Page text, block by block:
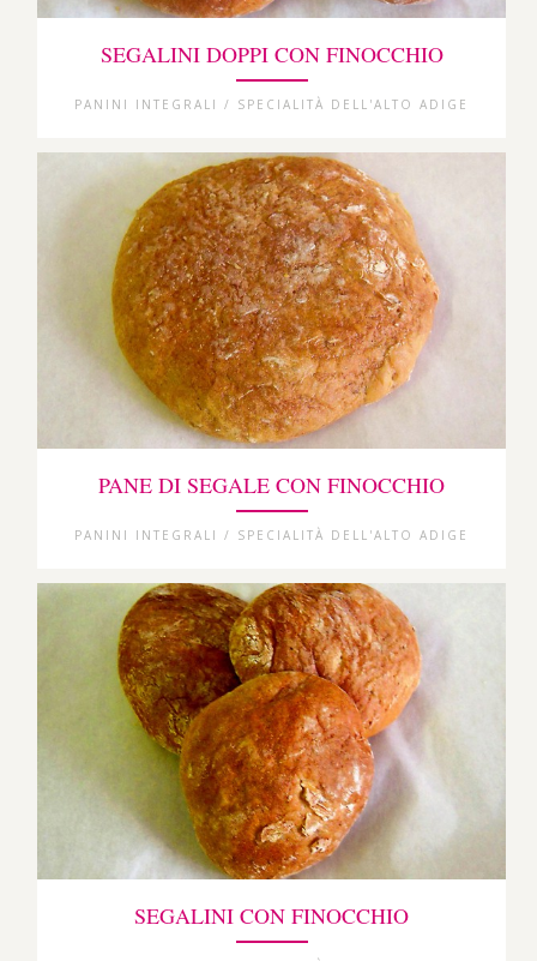
SEGALINI DOPPI CON FINOCCHIO
PANINI INTEGRALI / SPECIALITÀ DELL'ALTO ADIGE
PANE DI SEGALE CON FINOCCHIO
PANINI INTEGRALI / SPECIALITÀ DELL'ALTO ADIGE
SEGALINI CON FINOCCHIO